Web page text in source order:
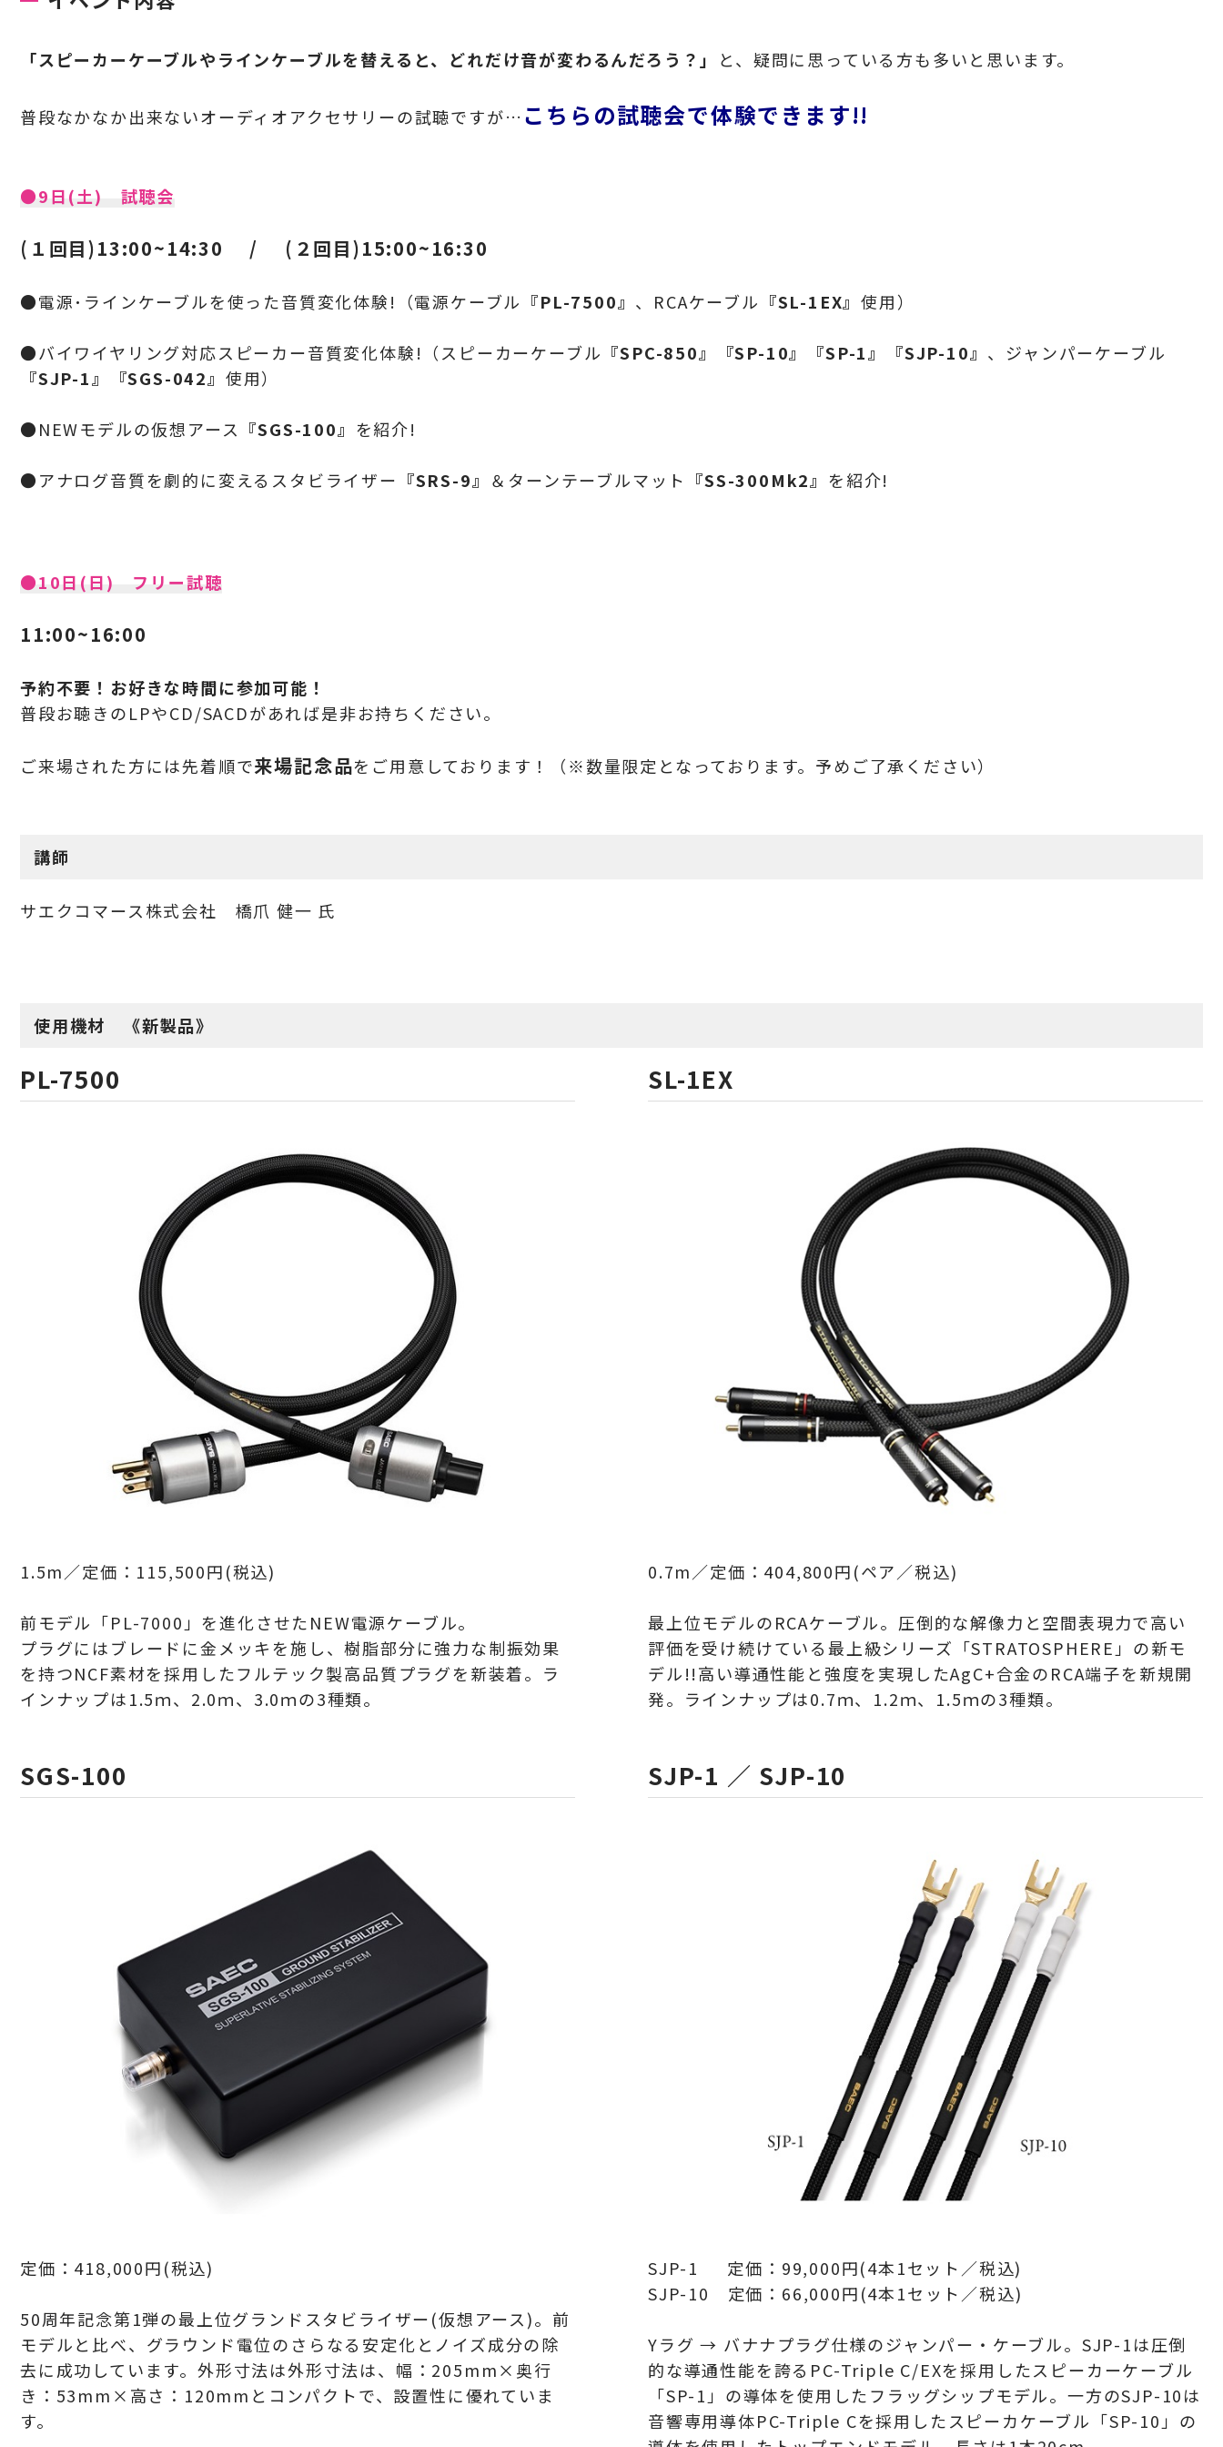
「スピーカーケーブルやラインケーブルを替えると、どれだけ音が変わるんだろう？」 と、疑問に思っている方も多いと思います。
普段なかなか出来ないオーディオアクセサリーの試聴ですが… こちらの試聴会で体験できます!!
●9日(土) 試聴会
(１回目)13:00~14:30 / (２回目)15:00~16:30
●電源･ラインケーブルを使った音質変化体験!（電源ケーブル 『PL-7500』 、RCAケーブル 『SL-1EX』使用）
●バイワイヤリング対応スピーカー音質変化体験!（スピーカーケーブル 『SPC-850』『SP-10』『SP-1』 『SJP-10』 、ジャンパーケーブル
『SJP-1』『SGS-042』 使用）
●NEWモデルの仮想アース 『SGS-100』 を紹介!
●アナログ音質を劇的に変えるスタビライザー 『SRS-9』 ＆ターンテーブルマット 『SS-300Mk2』 を紹介!
●10日(日) フリー試聴
11:00~16:00
予約不要！お好きな時間に参加可能！
普段お聴きのLPやCD/SACDがあれば是非お持ちください。
ご来場された方には先着順で来場記念品をご用意しております！（※数量限定となっております。予めご了承ください）
講師
サエクコマース株式会社 橋爪 健一 氏
使用機材 《新製品》
PL-7500
1.5m／定価： 115,500円(税込)
前モデル「PL-7000」を進化させたNEW電源ケーブル。
プラグにはブレードに金メッキを施し、樹脂部分に強力な制振効果
を持つNCF素材を採用したフルテック製高品質プラグを新装着。 ラ
インナップは1.5ｍ、2.0ｍ、3.0ｍの3種類。
SL-1EX
0.7m／定価：404,800円(ペア／税込)
最上位モデルのRCAケーブル。 圧倒的な解像力と空間表現力で高い
評価を受け続けている最上級シリーズ「STRATOSPHERE」の新モ
デル!!高い導通性能と強度を実現したAgC+合金のRCA端子を新規開
発。 ラインナップは0.7ｍ、1.2ｍ、1.5ｍの3種類。
SGS-100
定価： 418,000円(税込)
50周年記念第1弾の最上位グランドスタビライザー(仮想アース)。前
モデルと比べ、 グラウンド電位のさらなる安定化とノイズ成分の除
去に成功しています。外形寸法は外形寸法は、 幅： 205mm× 奥行
き： 53mm×高さ：120mm とコンパクトで、設置性に優れていま
す。
SJP-1 ／ SJP-10
SJP-1 定価： 99,000円(4本1セット／税込)
SJP-10 定価：66,000円(4本1セット／税込)
Yラグ → バナナプラグ仕様のジャンパー・ケーブル。 SJP-1は圧倒
的な導通性能を誇るPC-Triple C/EXを採用したスピーカーケーブル
「SP-1」の導体を使用したフラッグシップモデル。一方のSJP-10は
音響専用導体PC-Triple Cを採用したスピーカケーブル「SP-10」の